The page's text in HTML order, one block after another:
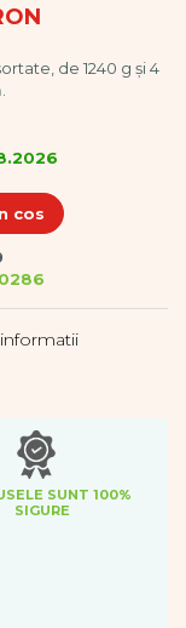
de 1240 g și 4
cos
SUNT 100%
SIGURE